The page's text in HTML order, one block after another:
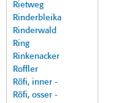
Rietweg
Rinderbleika
Rinderwald
Ring
Rinkenacker
Roffler
Röfi, inner -
Röfi, osser -